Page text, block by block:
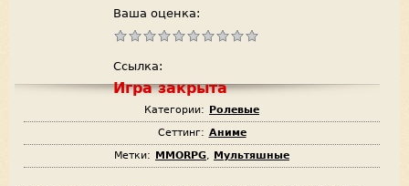
Ваша оценка:
Ссылка:
Игра закрыта
Категории: Ролевые
Сеттинг: Аниме
Метки: MMORPG, Мультяшные